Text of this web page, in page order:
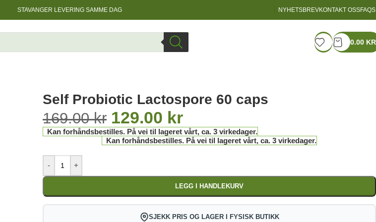
STAVANGER LEVERING SAMME DAG NYHETSBREVKONTAKT OSSFAQS
0.00 KR
Self Probiotic Lactospore 60 caps
169.00kr 129.00 kr
Kan forhåndsbestilles. På vei til lageret vårt, ca. 3 virkedager.
Kan forhåndsbestilles. På vei til lageret vårt, ca. 3 virkedager.
- +
LEGG I HANDLEKURV
SJEKK PRIS OG LAGER I FYSISK BUTIKK